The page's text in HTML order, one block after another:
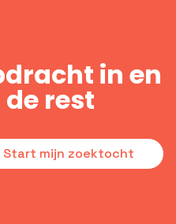
in en
rest
Start mijn zoektocht